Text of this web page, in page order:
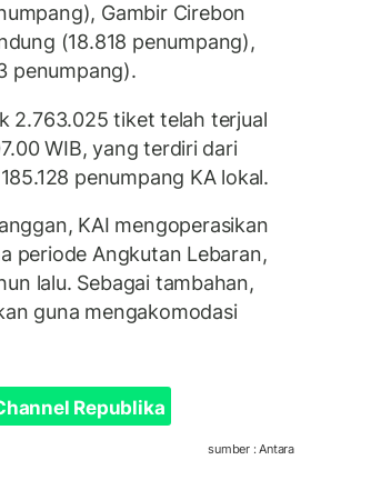
Gambir Cirebon
(18.818 penumpang),
penumpang).
2.763.025 tiket telah terjual
WIB, yang terdiri dari
penumpang KA lokal.
KAI mengoperasikan
periode Angkutan Lebaran,
lalu. Sebagai tambahan,
guna mengakomodasi
Republika
sumber : Antara